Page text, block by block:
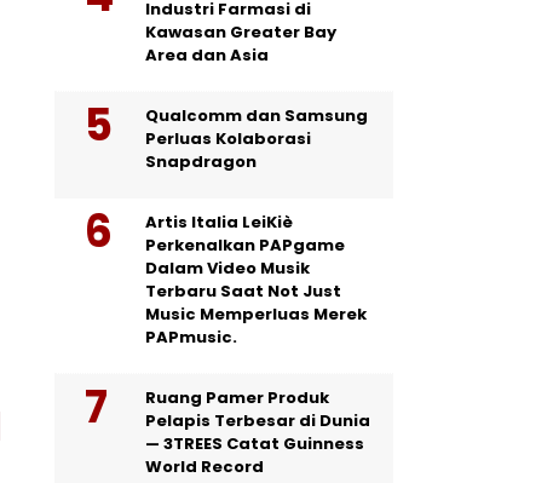
Industri Farmasi di
Kawasan Greater Bay
Area dan Asia
Qualcomm dan Samsung
Perluas Kolaborasi
Snapdragon
Artis Italia LeiKiè
Perkenalkan PAPgame
Dalam Video Musik
Terbaru Saat Not Just
Music Memperluas Merek
PAPmusic.
Ruang Pamer Produk
Pelapis Terbesar di Dunia
— 3TREES Catat Guinness
World Record